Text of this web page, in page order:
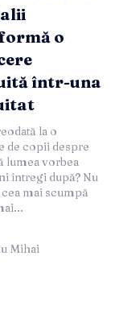
o
într-una
la o
de copii despre
lumea vorbea
întregi după? Nu
mai scumpă
Mihai